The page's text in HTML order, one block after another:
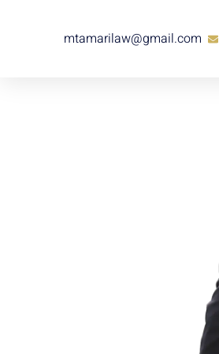
mtamarilaw@gmail.com